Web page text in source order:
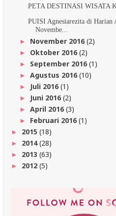
PETA DESTINASI WISATA
PUISI Agnesiarezita di Harian
Novembe...
► November 2016(2)
► Oktober 2016(2)
► September 2016(1)
► Agustus 2016(10)
► Juli 2016(1)
► Juni 2016(2)
► April 2016(3)
► Februari 2016(1)
► 2015 (18)
► 2014(28)
► 2013 (63)
► 2012 (5)